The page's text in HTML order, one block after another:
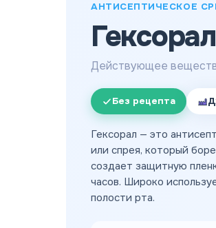
АНТИСЕПТИЧЕСКОЕ
Гексорал
Действующее
Без рецепта
Гексорал — это
или спрея, который
создает защитную
часов. Широко
полости рта.